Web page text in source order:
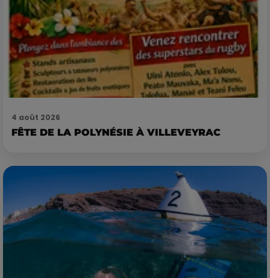
4 août 2026
FÊTE DE LA POLYNÉSIE À VILLEVEYRAC